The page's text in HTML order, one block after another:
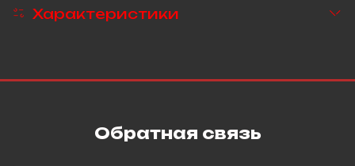
Характеристики
Обратная связь